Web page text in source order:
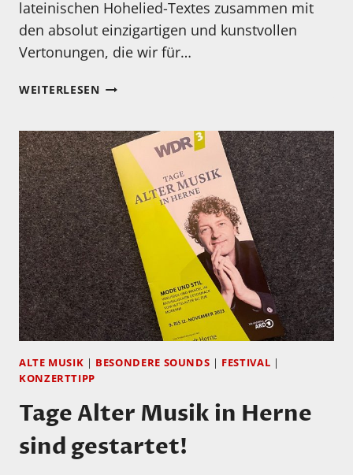
lateinischen Hohelied-Textes zusammen mit
den absolut einzigartigen und kunstvollen
Vertonungen, die wir für…
WEITERLESENNEUE
TACET
ALTE MUSIK | BESONDERE SOUNDS | FESTIVAL |
KONZERTTIPP
Tage Alter Musik in Herne
sind gestartet!